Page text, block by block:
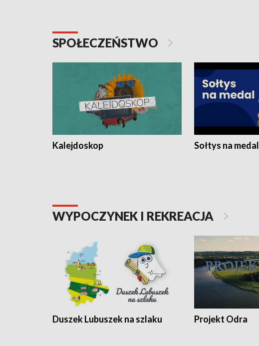
SPOŁECZEŃSTWO
Kalejdoskop Sołtys na medal
WYPOCZYNEK I REKREACJA
Duszek Lubuszek na szlaku Projekt Odra